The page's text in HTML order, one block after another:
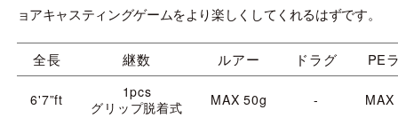
ョアキャスティングゲームをより楽しくしてくれるはずです。
全長 継数 ルアー ドラグ PE
6'7”ft
1pcs
グリップ脱着式
MAX 50g -